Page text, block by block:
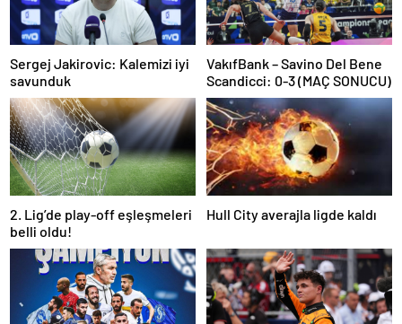
Sergej Jakirovic: Kalemizi iyi
savunduk
VakıfBank – Savino Del Bene
Scandicci: 0-3 (MAÇ SONUCU)
2. Lig’de play-off eşleşmeleri
belli oldu!
Hull City averajla ligde kaldı